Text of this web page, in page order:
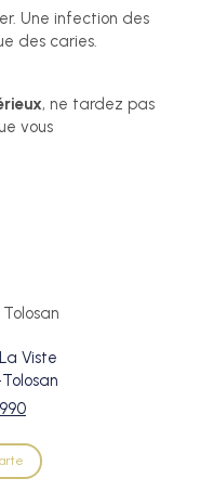
Une infection des
des caries.
, ne tardez pas
vous
Viste